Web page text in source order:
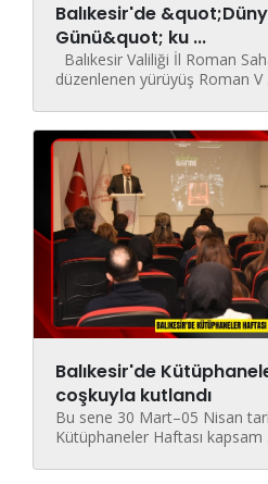
Balıkesir'de
Günü&quot; ku ...
Balıkesir Valiliği İl Roman
düzenlenen yürüyüş Roman V
Balıkesir'de
coşkuyla kutlandı
Bu sene 30 Mart–05 Nisan
Kütüphaneler Haftası kapsam